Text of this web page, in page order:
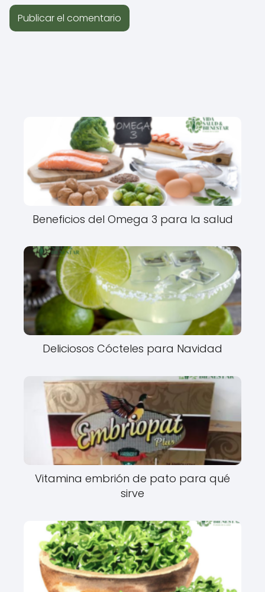
Beneficios del Omega 3 para la salud
Deliciosos Cócteles para Navidad
Vitamina embrión de pato para qué
sirve